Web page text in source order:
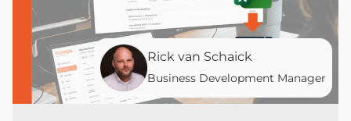
Rick van Schaick
Business Development Manager